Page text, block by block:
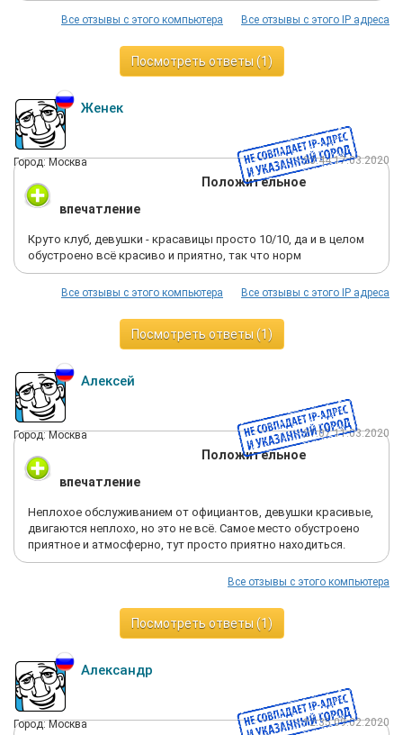
Все отзывы с этого IP адреса
Все отзывы с этого компьютера
Посмотреть ответы (1)
Женек
Город: Москва 23:44 17.03.2020
Положительное
впечатление
Круто клуб, девушки - красавицы просто 10/10, да и в целом
обустроено всё красиво и приятно, так что норм
Все отзывы с этого IP адреса
Все отзывы с этого компьютера
Посмотреть ответы (1)
Алексей
Город: Москва 21:07 11.03.2020
Положительное
впечатление
Неплохое обслуживанием от официантов, девушки красивые,
двигаются неплохо, но это не всё. Самое место обустроено
приятное и атмосферно, тут просто приятно находиться.
Все отзывы с этого компьютера
Посмотреть ответы (1)
Александр
Город: Москва 12:35 09.02.2020